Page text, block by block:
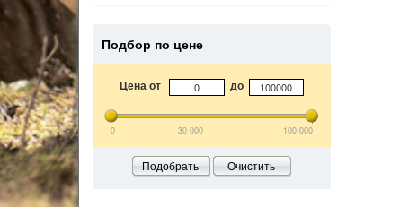
Подбор по цене
Цена от до
0 30 000 100 000
Подобрать Очистить